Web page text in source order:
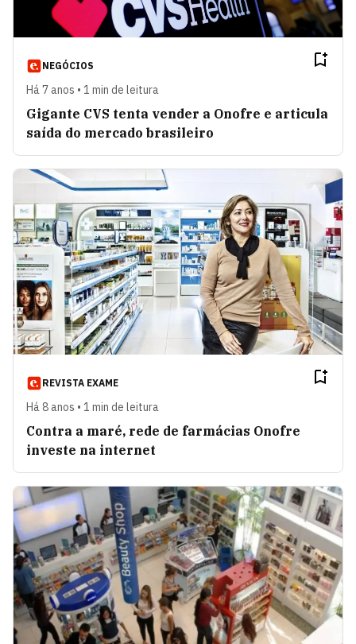
NEGÓCIOS
Há 7 anos • 1 min de leitura
Gigante CVS tenta vender a Onofre e articula
saída do mercado brasileiro
REVISTA EXAME
Há 8 anos • 1 min de leitura
Contra a maré, rede de farmácias Onofre
investe na internet